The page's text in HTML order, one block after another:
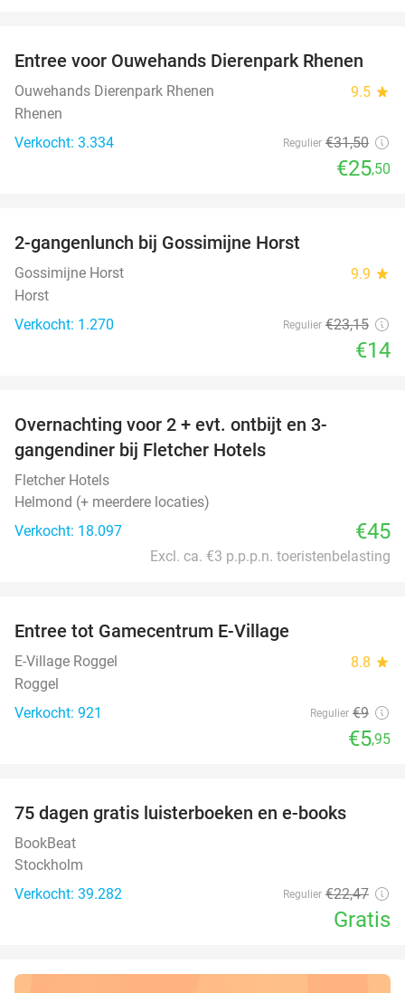
19%
Entree voor Ouwehands Dierenpark Rhenen
Ouwehands Dierenpark Rhenen 9.5 star
Rhenen
Verkocht: 3.334
Regulier €31,50
€25,50
2-gangenlunch bij Gossimijne Horst
Gossimijne Horst 9.9 star
Horst
Verkocht: 1.270
Regulier €23,15
€14
Overnachting voor 2 + evt. ontbijt en 3-
gangendiner bij Fletcher Hotels
Fletcher Hotels
Helmond (+ meerdere locaties)
Verkocht: 18.097
€45
Excl. ca. €3 p.p.p.n. toeristenbelasting
Entree tot Gamecentrum E-Village
E-Village Roggel 8.8 star
Roggel
Verkocht: 921
Regulier €9
€5,95
75 dagen gratis luisterboeken en e-books
BookBeat
Stockholm
Verkocht: 39.282
Regulier €22,47
Gratis